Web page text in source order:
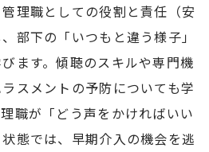
理職としての役割と責任（安
部下の「いつもと違う様子」
ます。傾聴のスキルや専門機
スメントの予防についても学
職が「どう声をかければいい
態では、早期介入の機会を逃